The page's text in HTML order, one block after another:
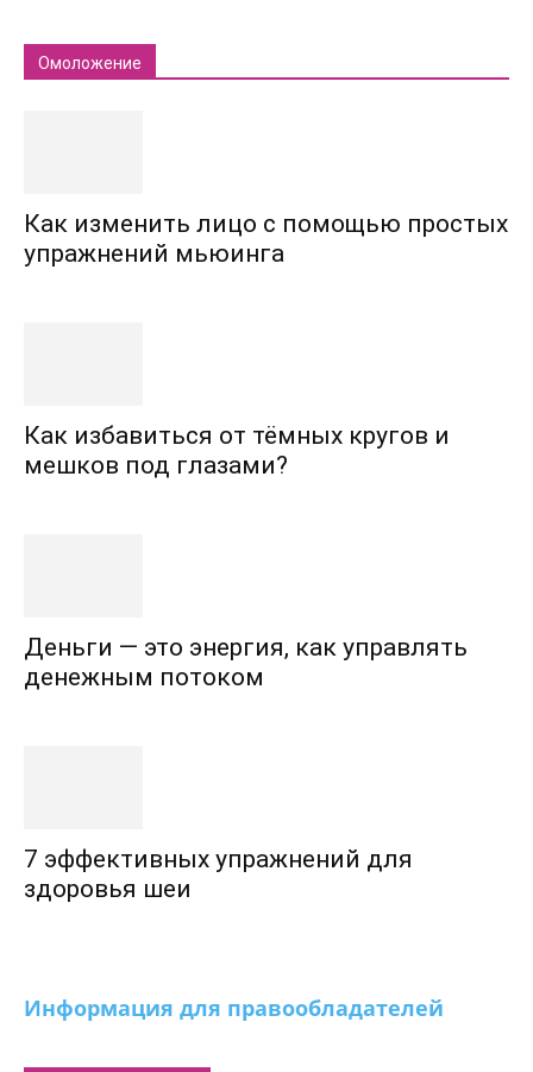
Омоложение
Как изменить лицо с помощью простых
упражнений мьюинга
Как избавиться от тёмных кругов и
мешков под глазами?
Деньги — это энергия, как управлять
денежным потоком
7 эффективных упражнений для
здоровья шеи
Информация для правообладателей